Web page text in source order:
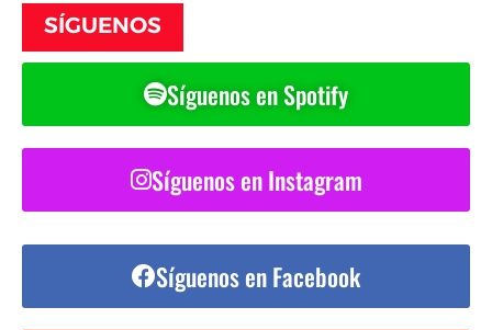
SÍGUENOS
Síguenos en Spotify
Síguenos en Instagram
Síguenos en Facebook